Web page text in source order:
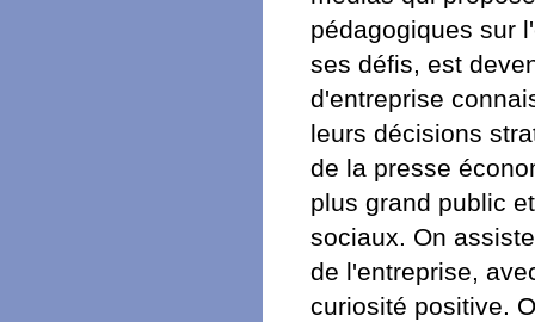
pédagogiques sur
ses défis, est
d'entreprise
leurs décisions
de la presse
plus grand public
sociaux. On
de l'entreprise,
curiosité positive.